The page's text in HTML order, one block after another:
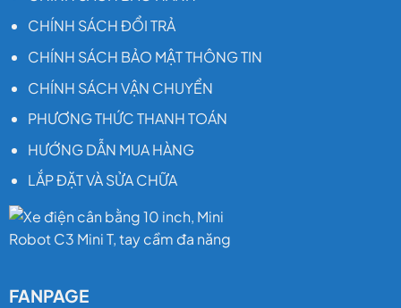
CHÍNH SÁCH ĐỔI TRẢ
CHÍNH SÁCH BẢO MẬT THÔNG TIN
CHÍNH SÁCH VẬN CHUYỂN
PHƯƠNG THỨC THANH TOÁN
HƯỚNG DẪN MUA HÀNG
LẮP ĐẶT VÀ SỬA CHỮA
FANPAGE